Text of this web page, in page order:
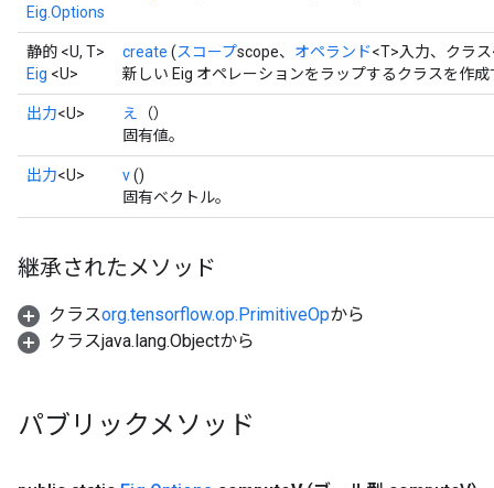
Eig.Options
静的 <U, T>
Eig <U>
create (スコープscope、 オペランド<T>入力、クラ
新しい Eig オペレーションをラップするクラスを作
出力<U> え （）
固有値。
出力<U> v()
固有ベクトル。
継承されたメソッド
クラスorg.tensorflow.op.PrimitiveOpから
クラスjava.lang.Objectから
パブリックメソッド